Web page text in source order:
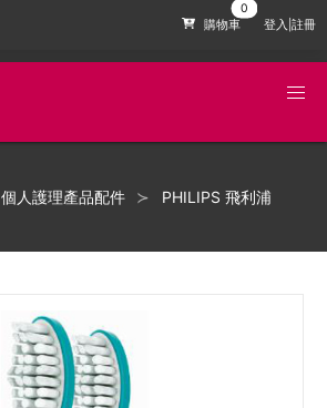
購物車 登入|註冊
個人護理產品配件 PHILIPS 飛利浦